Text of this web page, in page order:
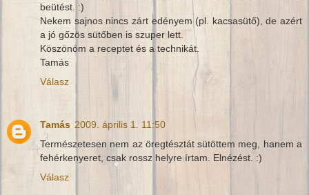
beütést. :)
Nekem sajnos nincs zárt edényem (pl. kacsasütő), de azért
a jó gőzös sütőben is szuper lett.
Köszönöm a receptet és a technikát.
Tamás
Válasz
Tamás 2009. április 1. 11:50
Természetesen nem az öregtésztát sütöttem meg, hanem a
fehérkenyeret, csak rossz helyre írtam. Elnézést. :)
Válasz